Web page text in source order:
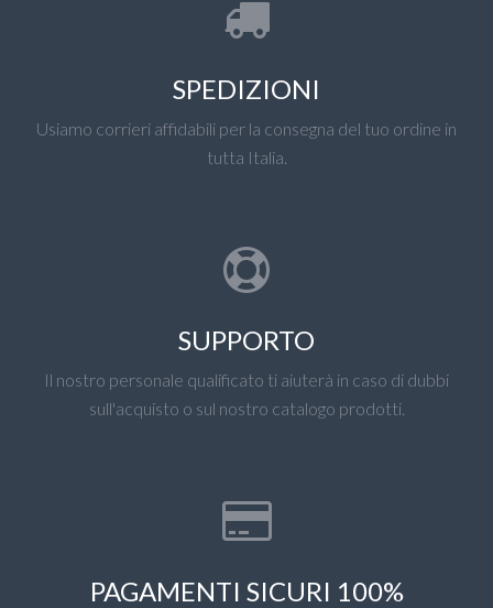
SPEDIZIONI
Usiamo corrieri affidabili per la consegna del tuo ordine in
tutta Italia.
SUPPORTO
Il nostro personale qualificato ti aiuterà in caso di dubbi
sull'acquisto o sul nostro catalogo prodotti.
PAGAMENTI SICURI 100%